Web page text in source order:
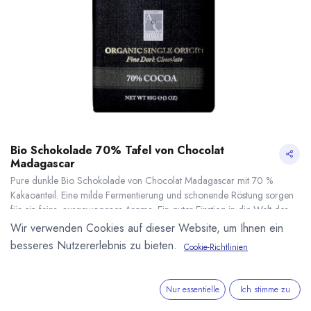
Bio Schokolade 70% Tafel von Chocolat
Madagascar
Pure dunkle Bio Schokolade von Chocolat Madagascar mit 70 %
Kakaoanteil. Eine milde Fermentierung und schonende Röstung sorgen
für ein feins, ausgewogenes Aroma. Ein guter Einstieg in die Welt des
Madagaskar Kakaos. Silber bei der Academy of Chocolate. 85g Tafel.
8,00€*
(94,12 €/ 1 kg)
Wir verwenden Cookies auf dieser Website, um Ihnen ein
besseres Nutzererlebnis zu bieten.
Cookie-Richtlinien
Nur essentielle Ich stimme zu